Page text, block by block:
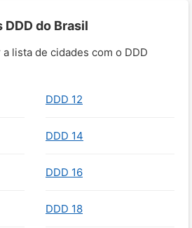
do Brasil
lista de cidades com o DDD
DDD 12
DDD 14
DDD 16
DDD 18